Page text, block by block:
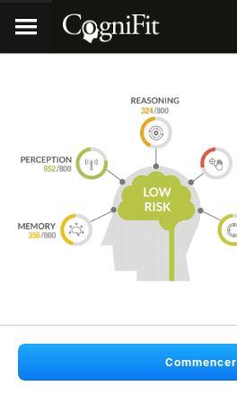
Commencer